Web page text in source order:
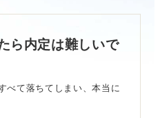
ら内定は難しいで
べて落ちてしまい、本当に